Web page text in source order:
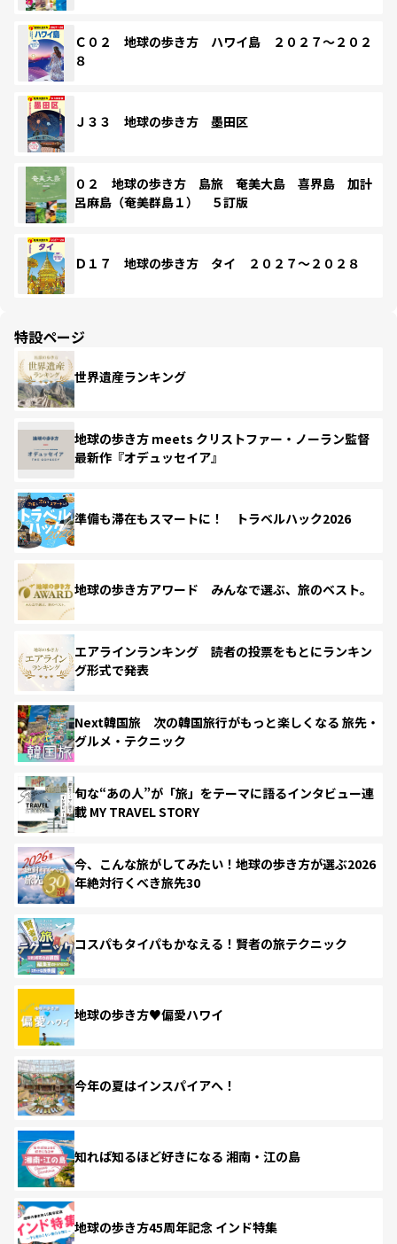
Ｃ０２ 地球の歩き方 ハワイ島 ２０２７～２０２
８
Ｊ３３ 地球の歩き方 墨田区
０２ 地球の歩き方 島旅 奄美大島 喜界島 加計
呂麻島（奄美群島１） ５訂版
Ｄ１７ 地球の歩き方 タイ ２０２７～２０２８
特設ページ
世界遺産ランキング
地球の歩き方 meets クリストファー・ノーラン監督
最新作『オデュッセイア』
準備も滞在もスマートに！ トラベルハック2026
地球の歩き方アワード みんなで選ぶ、旅のベスト。
エアラインランキング 読者の投票をもとにランキン
グ形式で発表
Next韓国旅 次の韓国旅行がもっと楽しくなる 旅先・
グルメ・テクニック
旬な“あの人”が「旅」をテーマに語るインタビュー連
載 MY TRAVEL STORY
今、こんな旅がしてみたい！地球の歩き方が選ぶ2026
年絶対行くべき旅先30
コスパもタイパもかなえる！賢者の旅テクニック
地球の歩き方♥偏愛ハワイ
今年の夏はインスパイアへ！
知れば知るほど好きになる 湘南・江の島
地球の歩き方45周年記念 インド特集